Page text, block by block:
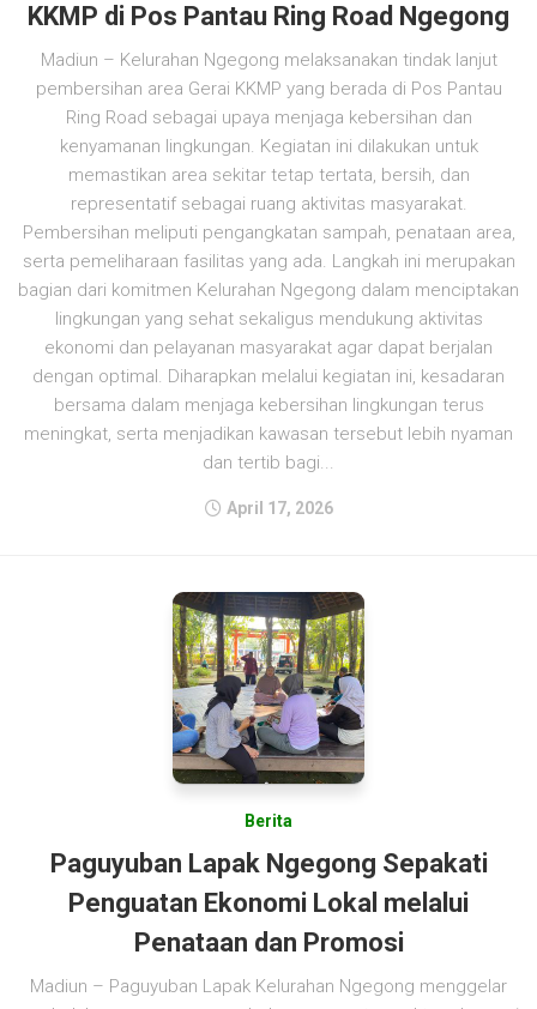
KKMP di Pos Pantau Ring Road Ngegong
Madiun – Kelurahan Ngegong melaksanakan tindak lanjut
pembersihan area Gerai KKMP yang berada di Pos Pantau
Ring Road sebagai upaya menjaga kebersihan dan
kenyamanan lingkungan. Kegiatan ini dilakukan untuk
memastikan area sekitar tetap tertata, bersih, dan
representatif sebagai ruang aktivitas masyarakat.
Pembersihan meliputi pengangkatan sampah, penataan area,
serta pemeliharaan fasilitas yang ada. Langkah ini merupakan
bagian dari komitmen Kelurahan Ngegong dalam menciptakan
lingkungan yang sehat sekaligus mendukung aktivitas
ekonomi dan pelayanan masyarakat agar dapat berjalan
dengan optimal. Diharapkan melalui kegiatan ini, kesadaran
bersama dalam menjaga kebersihan lingkungan terus
meningkat, serta menjadikan kawasan tersebut lebih nyaman
dan tertib bagi...
April 17, 2026
Berita
Paguyuban Lapak Ngegong Sepakati
Penguatan Ekonomi Lokal melalui
Penataan dan Promosi
Madiun – Paguyuban Lapak Kelurahan Ngegong menggelar